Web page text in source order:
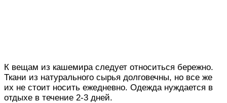
К вещам из кашемира следует относиться бережно.
Ткани из натурального сырья долговечны, но все же
их не стоит носить ежедневно. Одежда нуждается в
отдыхе в течение 2-3 дней.